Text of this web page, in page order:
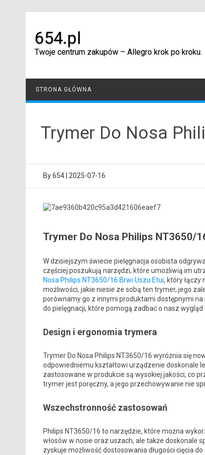
654.pl
Twoje centrum zakupów – Allegro krok po kroku.
STRONA GŁÓWNA
Trymer Do Nosa
By654 2025-07-16
Trymer Do Nosa Philips NT3650/
W dzisiejszym świecie pielęgnacja osobista
częściej poszukują narzędzi, które umożliwią im
Nosa Philips NT3650/16 Brwi Uszu Etui, który łączy
możliwości, jakie niesie ze sobą ten trymer, jego
porównamy go z innymi produktami dostępnymi
do pielęgnacji, które pomogą zadbać o nasz
Design i ergonomia trymera
Trymer Do Nosa Philips NT3650/16 wyróżnia się
odpowiedniemu kształtowi urządzenie doskonale
zastosowane w produkcie są wysokiej jakości, co
trymer jest poręczny, a jego przechowywanie nie
Wszechstronność zastosowań
Philips NT3650/16 to narzędzie, które można
włosów w nosie oraz uszach, ale także doskonale
zyskuje możliwość dostosowania długości cięcia